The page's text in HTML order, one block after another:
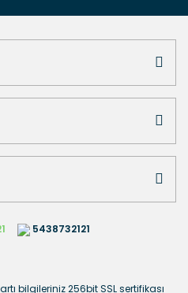
5438732121
bilgileriniz 256bit SSL sertifikası